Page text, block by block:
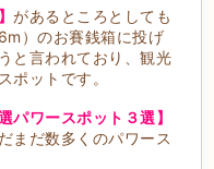
があるところとしても
）のお賽銭箱に投げ
と言われており、観光
ポットです。
選パワースポット３選】
まだ数多くのパワース